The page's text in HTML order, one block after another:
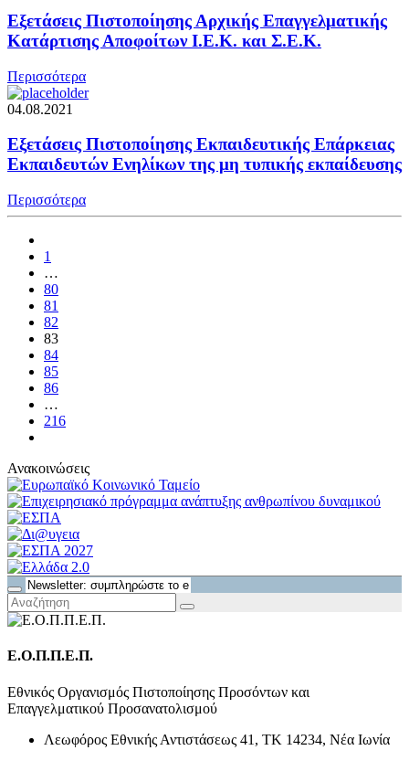
Εξετάσεις Πιστοποίησης Αρχικής Επαγγελματικής
Κατάρτισης Αποφοίτων Ι.Ε.Κ. και Σ.Ε.Κ.
Περισσότερα
04.08.2021
Εξετάσεις Πιστοποίησης Εκπαιδευτικής Επάρκειας
Εκπαιδευτών Ενηλίκων της μη τυπικής εκπαίδευσης
Περισσότερα
1
…
80
81
82
83
84
85
86
…
216
Ανακοινώσεις
Ε.Ο.Π.Π.Ε.Π.
Εθνικός Οργανισμός Πιστοποίησης Προσόντων και
Επαγγελματικού Προσανατολισμού
Λεωφόρος Εθνικής Αντιστάσεως 41, ΤΚ 14234, Νέα Ιωνία